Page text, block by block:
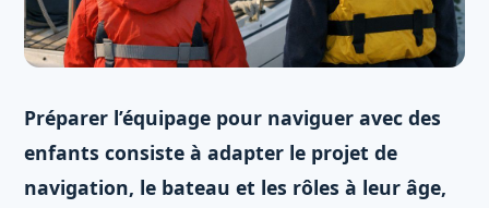
Préparer l’équipage pour naviguer avec des
enfants consiste à adapter le projet de
navigation, le bateau et les rôles à leur âge,